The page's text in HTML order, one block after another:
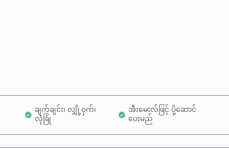
ချက်ချင်း၊ လျှို့ဝှက်၊
လုံခြုံ
အီးမေးလ်ဖြင့် ပို့ဆောင်
ပေးမည်